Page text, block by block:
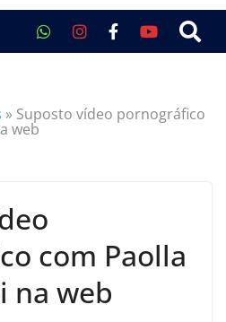
» Suposto vídeo pornográfico
web
com Paolla
na web